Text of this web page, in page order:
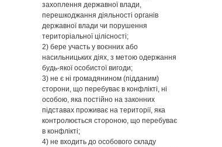
захоплення державної влади,
перешкоджання діяльності органів
державної влади чи порушення
територіальної цілісності;
2) бере участь у воєнних або
насильницьких діях, з метою одержання
будь-якої особистої вигоди;
3) не є ні громадянином (підданим)
сторони, що перебуває в конфлікті, ні
особою, яка постійно на законних
підставах проживає на території, яка
контролюється стороною, що перебуває
в конфлікті;
4) не входить до особового складу